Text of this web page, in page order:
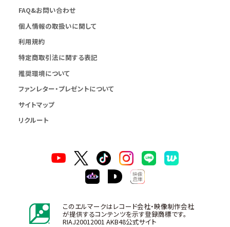
FAQ&お問い合わせ
個人情報の取扱いに関して
利用規約
特定商取引法に関する表記
推奨環境について
ファンレター・プレゼントについて
サイトマップ
リクルート
このエルマークはレコード会社・映像制作会社
が提供するコンテンツを示す登録商標です。
RIAJ20012001 AKB48公式サイト